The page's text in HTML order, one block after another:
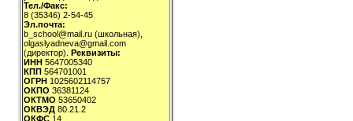
Тел./Факс:
8 (35346) 2-54-45
Эл.почта:
b_school@mail.ru (школьная),
olgaslyadneva@gmail.com
(директор). Реквизиты:
ИНН 5647005340
КПП 564701001
ОГРН 1025602114757
ОКПО 36381124
ОКТМО 53650402
ОКВЭД 80.21.2
ОКФС 14